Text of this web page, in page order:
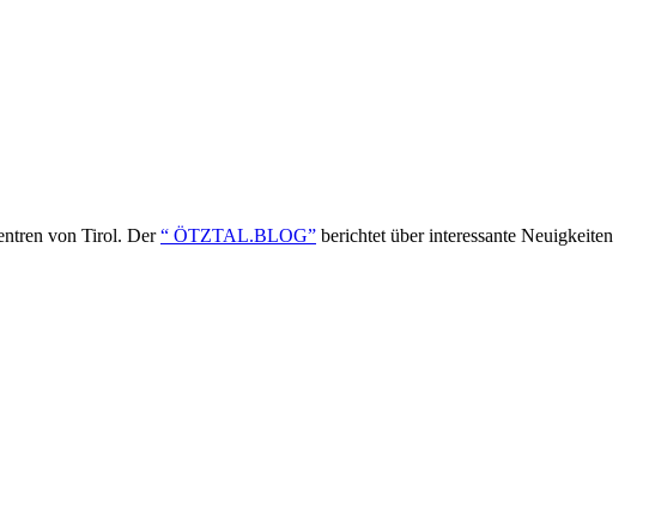
von Tirol. Der“ ÖTZTAL.BLOG” berichtet über interessante Neuigkeiten